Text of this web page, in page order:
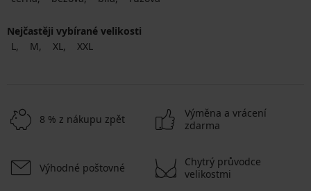
Nejčastěji vybírané velikosti
L
M XL XXL
8 % z nákupu zpět
Výměna a vrácení
zdarma
Výhodné poštovné
Chytrý průvodce
velikostmi